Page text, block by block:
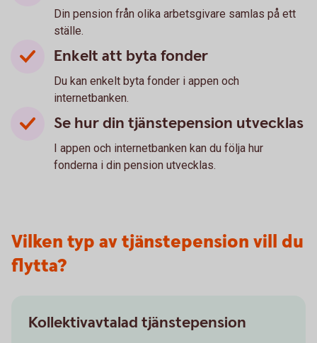
Din pension från olika arbetsgivare samlas på ett
ställe.
Enkelt att byta fonder
Du kan enkelt byta fonder i appen och
internetbanken.
Se hur din tjänstepension utvecklas
I appen och internetbanken kan du följa hur
fonderna i din pension utvecklas.
Vilken typ av tjänstepension vill du
flytta?
Kollektivavtalad tjänstepension